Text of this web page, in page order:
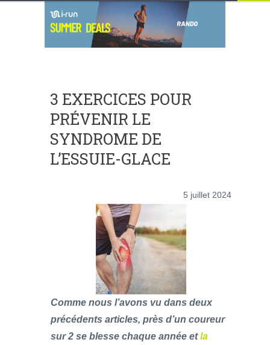
3 EXERCICES POUR
PRÉVENIR LE
SYNDROME DE
L’ESSUIE-GLACE
5 juillet 2024
Comme nous l’avons vu dans deux
précédents articles, près d’un coureur
sur 2 se blesse chaque année etla